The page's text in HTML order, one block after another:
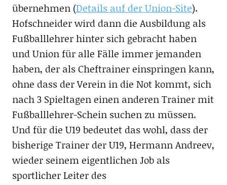
übernehmen (Details auf der Union-Site).
Hofschneider wird dann die Ausbildung als
Fußballlehrer hinter sich gebracht haben
und Union für alle Fälle immer jemanden
haben, der als Cheftrainer einspringen kann,
ohne dass der Verein in die Not kommt, sich
nach 3 Spieltagen einen anderen Trainer mit
Fußballlehrer-Schein suchen zu müssen.
Und für die U19 bedeutet das wohl, dass der
bisherige Trainer der U19, Hermann Andreev,
wieder seinem eigentlichen Job als
sportlicher Leiter des